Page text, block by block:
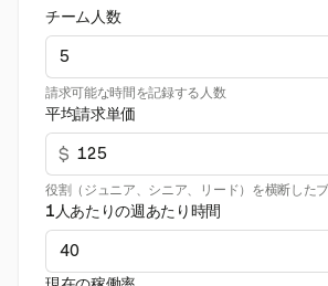
チーム人数
請求可能な時間を記録する人数
平均請求単価
$
役割（ジュニア、シニア、リード）を横断した
1人あたりの週あたり時間